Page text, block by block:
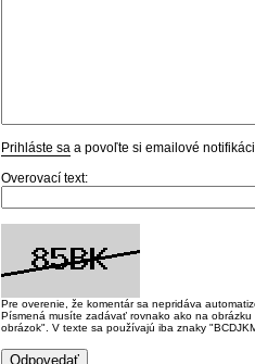
Prihláste sa a povoľte si emailové
Overovací text:
Pre overenie, že komentár sa nepridáva
Písmená musíte zadávať rovnako ako na
obrázok". V texte sa používajú iba znaky